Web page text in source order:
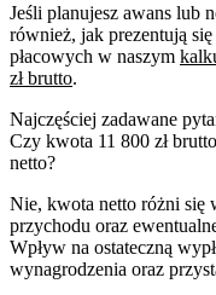
Jeśli planujesz awans lub
również, jak prezentują
płacowych w naszym
zł brutto.
Najczęściej zadawane
Czy kwota 11 800 zł
netto?
Nie, kwota netto różni się
przychodu oraz
Wpływ na ostateczną
wynagrodzenia oraz